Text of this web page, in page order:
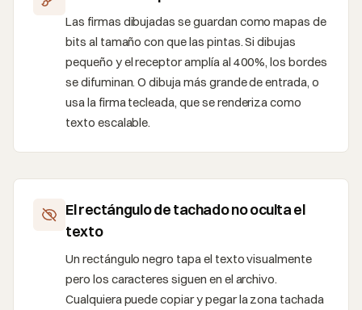
Las firmas dibujadas se guardan como mapas de
bits al tamaño con que las pintas. Si dibujas
pequeño y el receptor amplía al 400%, los bordes
se difuminan. O dibuja más grande de entrada, o
usa la firma tecleada, que se renderiza como
texto escalable.
El rectángulo de tachado no oculta el
texto
Un rectángulo negro tapa el texto visualmente
pero los caracteres siguen en el archivo.
Cualquiera puede copiar y pegar la zona tachada